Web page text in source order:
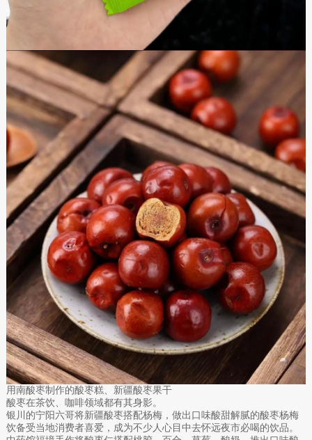
用南酸枣制作的酸枣糕、新疆酸枣果干
酸枣在茶饮、咖啡领域都有其身影。
银川的宁阳六哥将新疆酸枣搭配杨梅，做出口味酸甜解腻的酸枣杨梅
饮备受当地消费者喜爱，成为不少人心目中去怀远夜市必喝的饮品。